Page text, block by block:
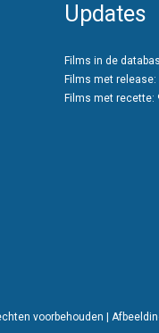
Updates
Films in de
Films met release:
Films met recette:
voorbehouden |